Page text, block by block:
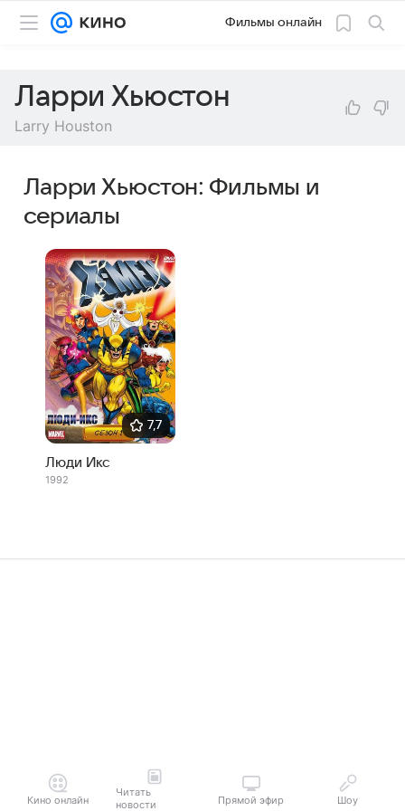
Фильмы онлайн
Ларри Хьюстон
Larry Houston
Ларри Хьюстон: Фильмы и
сериалы
7,7
Люди Икс
1992
Кино онлайн
Читать
новости
Прямой эфир Шоу